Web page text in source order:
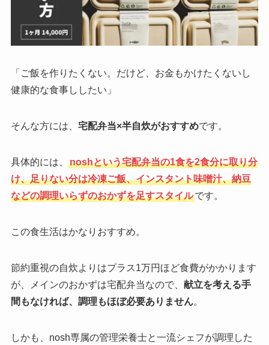
「ご飯を作りたくない。だけど、お金もかけたくないし
健康的な食事ししたい」
そんな方には、 宅配弁当×半自炊がおすすめです。
具体的には、
noshという宅配弁当の1食を2食分に取り分
け、足りない分は冷凍ご飯、インスタント味噌汁、納豆
などの調理いらずのおかずを足すスタイルです。
この食生活はかなりおすすめ。
節約重視の自炊よりはプラス1万円ほど食費がかかります
が、メインのおかずは宅配弁当なので、 献立を考える手
間もなければ、調理もほぼ必要ありません。
しかも、nosh専属の管理栄養士と一流シェフが調理した